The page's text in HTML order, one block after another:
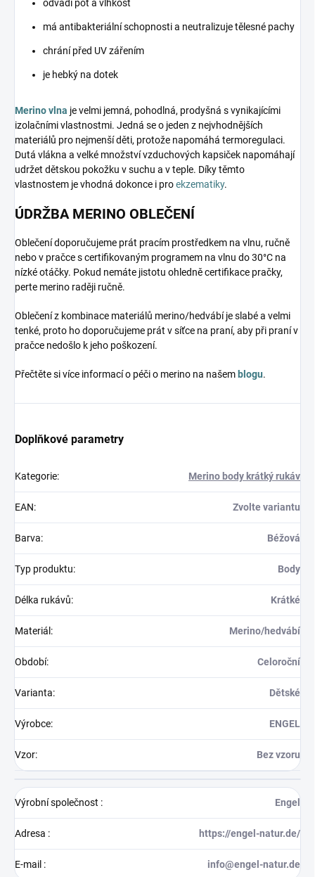
odvádí pot a vlhkost
má antibakteriální schopnosti a neutralizuje tělesné pachy
chrání před UV zářením
je hebký na dotek
Merino vlna je velmi jemná, pohodlná, prodyšná s vynikajícími
izolačními vlastnostmi. Jedná se o jeden z nejvhodnějších
materiálů pro nejmenší děti, protože napomáhá termoregulaci.
Dutá vlákna a velké množství vzduchových kapsiček napomáhají
udržet dětskou pokožku v suchu a v teple. Díky těmto
vlastnostem je vhodná dokonce i proekzematiky.
ÚDRŽBA MERINO OBLEČENÍ
Oblečení doporučujeme prát pracím prostředkem na vlnu, ručně
nebo v pračce s certifikovaným programem na vlnu do 30°C na
nízké otáčky. Pokud nemáte jistotu ohledně certifikace pračky,
perte merino raději ručně.
Oblečení z kombinace materiálů merino/hedvábí je slabé a velmi
tenké, proto ho doporučujeme prát v síťce na praní, aby při praní v
pračce nedošlo k jeho poškození.
Přečtěte si více informací o péči o merino na našem blogu.
Doplňkové parametry
Kategorie: Merino body krátký rukáv
EAN: Zvolte variantu
Barva: Béžová
Typ produktu: Body
Délka rukávů: Krátké
Materiál : Merino/hedvábí
Období: Celoroční
Varianta: Dětské
Výrobce: ENGEL
Vzor: Bez vzoru
Výrobní společnost : Engel
Adresa : https://engel-natur.de/
E-mail : info@engel-natur.de